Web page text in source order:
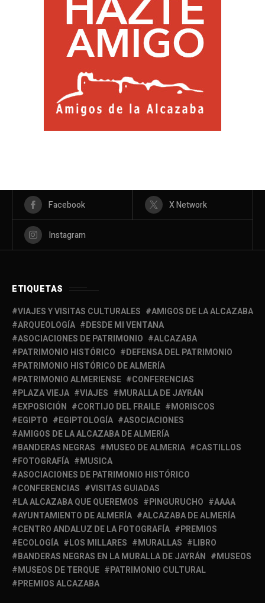
Facebook X Network
Instagram
ETIQUETAS
VIAJES Y VISITAS CULTURALES
AMIGOS DE LA ALCAZABA
ARQUEOLOGÍA
DESDE MI VENTANA
ASOCIACIONES DE PATRIMONIO
ALCAZABA
PATRIMONIO HISTÓRICO
DEFENSA DEL PATRIMONIO
PATRIMONIO HISTÓRICO DE ALMERÍA
PATRIMONIO ALMERIENSE
CONFERENCIAS
PLAZA VIEJA
VIAJES
MURALLA DE JAYRÁN
EXPOSICIÓN
CORTIJO DEL FRAILE
MORISCOS
EGIPTO
EGIPTOLOGÍA
ASOCIACIONES
AMIGOS DE LA ALCAZABA DE ALMERÍA
BANDERAS NEGRAS
MUSEO DE ALMERIA
CASTILLOS
FOTOGRAFÍA
MUSICA
ASOCIACIONES DE PATRIMONIO HISTÓRICO
CONFERENCIAS
VISITAS GUIADAS
LA ALCAZABA QUE QUEREMOS
PINGURUCHO
AAAA
AYUNTAMIENTO DE ALMERÍA
ALCAZABA DE ALMERÍA
CENTRO ANDALUZ DE LA FOTOGRAFÍA
PREMIOS
ECOLOGÍA
LOS MILLARES MURALLAS
LIBRO
BANDERAS NEGRAS EN LA MURALLA DE JAYRÁN
MUSEOS
MUSEOS DE TERQUE
PATRIMONIO CULTURAL
PREMIOS ALCAZABA